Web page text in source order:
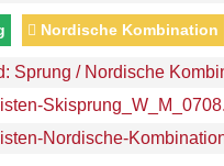
Nordische Kombination
Sprung / Nordische
Nordische-